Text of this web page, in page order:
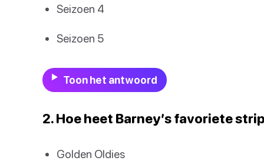
Seizoen 4
Seizoen 5
Toon het antwoord
2. Hoe heet Barney’s favoriete
Golden Oldies